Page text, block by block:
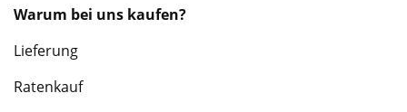
Warum bei uns kaufen?
Lieferung
Ratenkauf